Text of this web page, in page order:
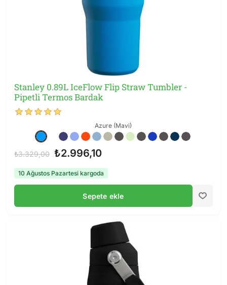
Stanley 0.89L IceFlow Flip Straw Tumbler -
Pipetli Termos Bardak
Azure (Mavi)
₺3.329,00 ₺2.996,10
10 Ağustos Pazartesi kargoda
Sepete ekle